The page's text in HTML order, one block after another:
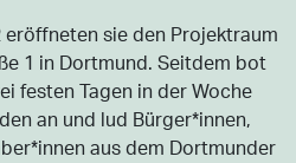
eröffneten sie den Projektraum
1 in Dortmund. Seitdem bot
festen Tagen in der Woche
an und lud Bürger*innen,
aus dem Dortmunder